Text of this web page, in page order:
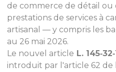
de commerce de détail ou
prestations de services à
artisanal — y compris les
au 26 mai 2026.
Le nouvel article L.
introduit par l'article 62 de